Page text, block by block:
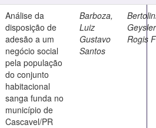
Análise da
disposição de
adesão a um
negócio social
pela população
do conjunto
habitacional
sanga funda no
município de
Cascavel/PR
Barboza,
Luiz
Gustavo
Santos
Geysler
Rogis